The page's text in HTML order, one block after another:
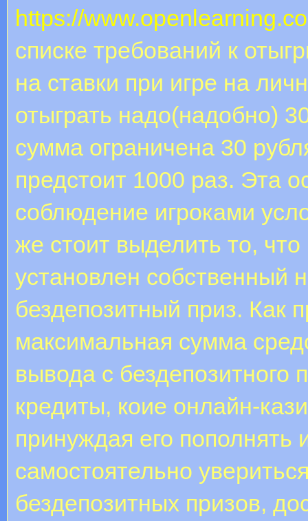
https://
списке требований к
на ставки при игре на
отыграть надо(надобно)
сумма ограничена 30
предстоит 1000 раз. Эта
соблюдение игроками
же стоит выделить то,
установлен собственный
бездепозитный приз. Как
максимальная сумма
вывода с бездепозитного
кредиты, коие онлайн-
принуждая его пополнять
самостоятельно
бездепозитных призов,